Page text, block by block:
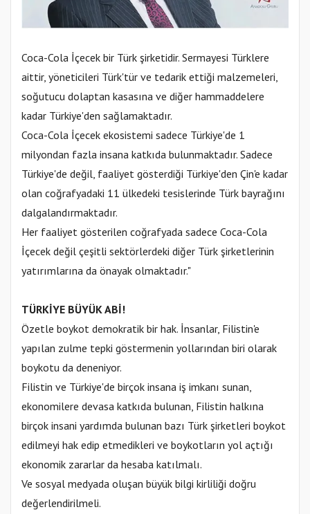
Coca-Cola İçecek bir Türk şirketidir. Sermayesi Türklere
aittir, yöneticileri Türk'tür ve tedarik ettiği malzemeleri,
soğutucu dolaptan kasasına ve diğer hammaddelere
kadar Türkiye'den sağlamaktadır.
Coca-Cola İçecek ekosistemi sadece Türkiye'de 1
milyondan fazla insana katkıda bulunmaktadır. Sadece
Türkiye'de değil, faaliyet gösterdiği Türkiye'den Çin'e kadar
olan coğrafyadaki 11 ülkedeki tesislerinde Türk bayrağını
dalgalandırmaktadır.
Her faaliyet gösterilen coğrafyada sadece Coca-Cola
İçecek değil çeşitli sektörlerdeki diğer Türk şirketlerinin
yatırımlarına da önayak olmaktadır."
TÜRKİYE BÜYÜK ABİ!
Özetle boykot demokratik bir hak. İnsanlar, Filistin'e
yapılan zulme tepki göstermenin yollarından biri olarak
boykotu da deneniyor.
Filistin ve Türkiye'de birçok insana iş imkanı sunan,
ekonomilere devasa katkıda bulunan, Filistin halkına
birçok insani yardımda bulunan bazı Türk şirketleri boykot
edilmeyi hak edip etmedikleri ve boykotların yol açtığı
ekonomik zararlar da hesaba katılmalı.
Ve sosyal medyada oluşan büyük bilgi kirliliği doğru
değerlendirilmeli.